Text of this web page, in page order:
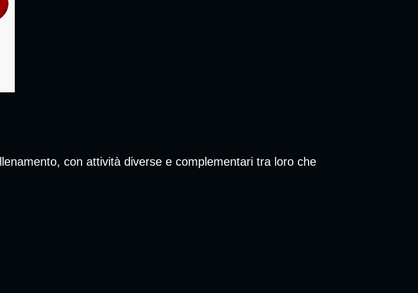
con attività diverse e complementari tra loro che